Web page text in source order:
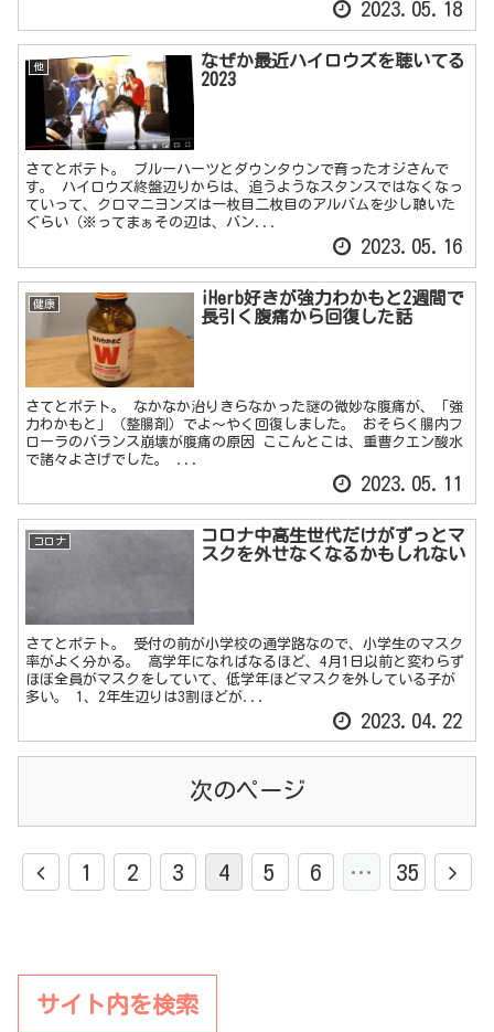
さてとポテト。 ブルーハーツとダウンタウンで育ったオジさんで
す。 ハイロウズ終盤辺りからは、追うようなスタンスではなくなっ
ていって、クロマニヨンズは一枚目二枚目のアルバムを少し聴いた
ぐらい（※ってまぁその辺は、バン...
2023.05.16
健康
iHerb好きが強力わかもと2週間で
長引く腹痛から回復した話
さてとポテト。 なかなか治りきらなかった謎の微妙な腹痛が、「強
力わかもと」（整腸剤）でよ～やく回復しました。 おそらく腸内フ
ローラのバランス崩壊が腹痛の原因 ここんとこは、重曹クエン酸水
で諸々よさげでした。 ...
2023.05.11
コロナ
スクを外せなくなるかもしれない
ほぼ全員がマスクをしていて、低学年ほどマスクを外している子が
多い。 1、2年生辺りは3割ほどが...
2023.04.22
4 5